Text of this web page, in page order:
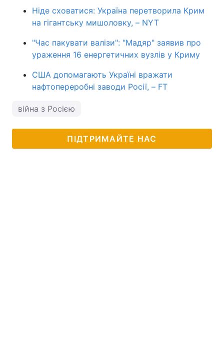
Ніде сховатися: Україна перетворила Крим
на гігантську мишоловку, – NYT
"Час пакувати валізи": "Мадяр" заявив про
ураження 16 енергетичних вузлів у Криму
США допомагають Україні вражати
нафтопереробні заводи Росії, – FT
війна з Росією
ПІДТРИМАЙТЕ НАС